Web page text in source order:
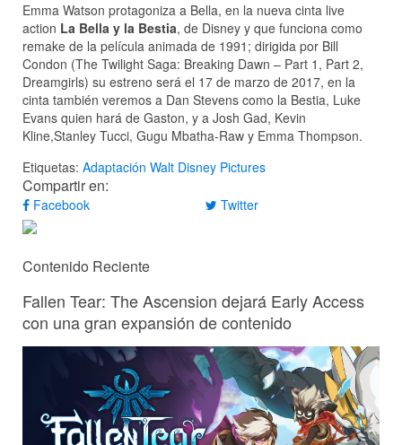
Emma Watson protagoniza a Bella, en la nueva cinta live
action La Bella y la Bestia, de Disney y que funciona como
remake de la película animada de 1991; dirigida por Bill
Condon (The Twilight Saga: Breaking Dawn – Part 1, Part 2,
Dreamgirls) su estreno será el 17 de marzo de 2017, en la
cinta también veremos a Dan Stevens como la Bestia, Luke
Evans quien hará de Gaston, y a Josh Gad, Kevin
Kline,Stanley Tucci, Gugu Mbatha-Raw y Emma Thompson.
Etiquetas: Adaptación Walt Disney Pictures
Compartir en:
Facebook Twitter
Contenido Reciente
Fallen Tear: The Ascension dejará Early Access
con una gran expansión de contenido